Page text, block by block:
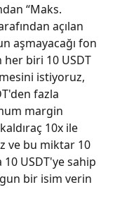
“Maks.
açılan
aşmayacağı fon
biri 10 USDT
istiyoruz,
fazla
margin
10x ile
ve bu miktar 10
10 USDT'ye sahip
bir isim verin